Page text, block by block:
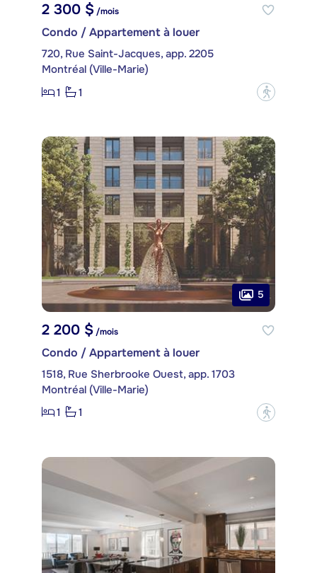
2 300 $/mois
Condo / Appartement à louer
720, Rue Saint-Jacques, app. 2205
Montréal (Ville-Marie)
1
1 ?
5
2 200 $ /mois
Condo / Appartement à louer
1518, Rue Sherbrooke Ouest, app. 1703
Montréal (Ville-Marie)
1
1 ?